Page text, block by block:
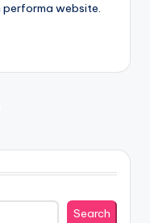
performa website.
Search